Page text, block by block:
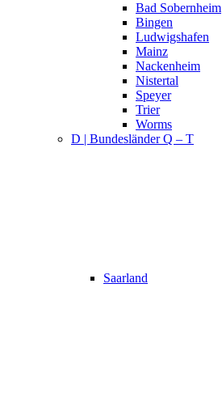
Bad Sobernheim
Bingen
Ludwigshafen
Mainz
Nackenheim
Nistertal
Speyer
Trier
Worms
D | Bundesländer Q – T
Saarland